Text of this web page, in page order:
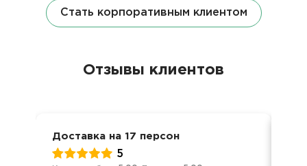
Стать корпоративным клиентом
Отзывы клиентов
Доставка на 17 персон
5